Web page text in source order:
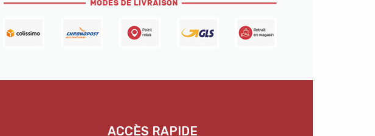
ACCÈS RAPIDE